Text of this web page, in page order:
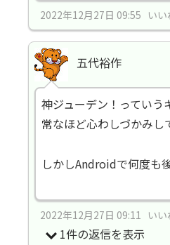
2022年12月27日 09:55 い
五代裕作
神ジューデン！っていう
常なほど心わしづかみし
しかしAndroidで何度も
2022年12月27日 09:11 い
1件の返信を表示